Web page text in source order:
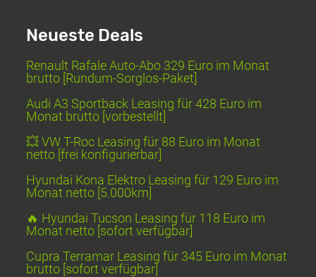
Neueste Deals
Renault Rafale Auto-Abo 329 Euro im Monat
brutto [Rundum-Sorglos-Paket]
Audi A3 Sportback Leasing für 428 Euro im
Monat brutto [vorbestellt]
💥 VW T-Roc Leasing für 88 Euro im Monat
netto [frei konfigurierbar]
Hyundai Kona Elektro Leasing für 129 Euro im
Monat netto [5.000km]
🔥 Hyundai Tucson Leasing für 118 Euro im
Monat netto [sofort verfügbar]
Cupra Terramar Leasing für 345 Euro im Monat
brutto [sofort verfügbar]